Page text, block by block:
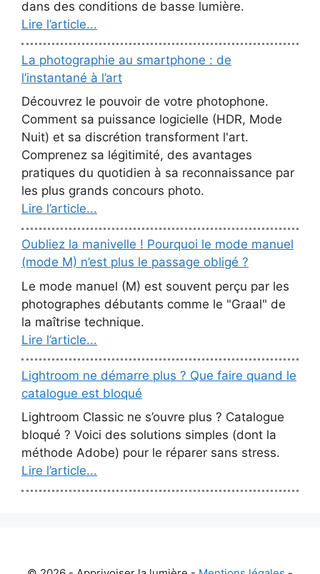
dans des conditions de basse lumière.
Lire l’article...
La photographie au smartphone : de
l’instantané à l’art
Découvrez le pouvoir de votre photophone.
Comment sa puissance logicielle (HDR, Mode
Nuit) et sa discrétion transforment l'art.
Comprenez sa légitimité, des avantages
pratiques du quotidien à sa reconnaissance par
les plus grands concours photo.
Lire l’article...
Oubliez la manivelle ! Pourquoi le mode manuel
(mode M) n’est plus le passage obligé ?
Le mode manuel (M) est souvent perçu par les
photographes débutants comme le "Graal" de
la maîtrise technique.
Lire l’article...
Lightroom ne démarre plus ? Que faire quand le
catalogue est bloqué
Lightroom Classic ne s’ouvre plus ? Catalogue
bloqué ? Voici des solutions simples (dont la
méthode Adobe) pour le réparer sans stress.
Lire l’article...